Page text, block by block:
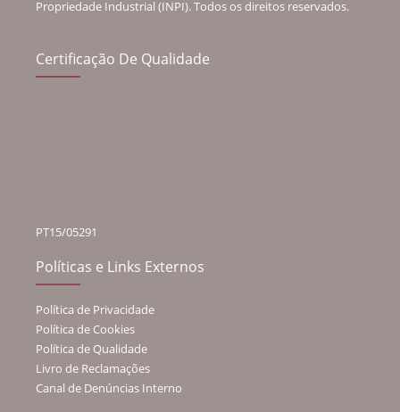
Propriedade Industrial (INPI). Todos os direitos reservados.
Certificação De Qualidade
PT15/05291
Políticas e Links Externos
Política de Privacidade
Política de Cookies
Política de Qualidade
Livro de Reclamações
Canal de Denúncias Interno